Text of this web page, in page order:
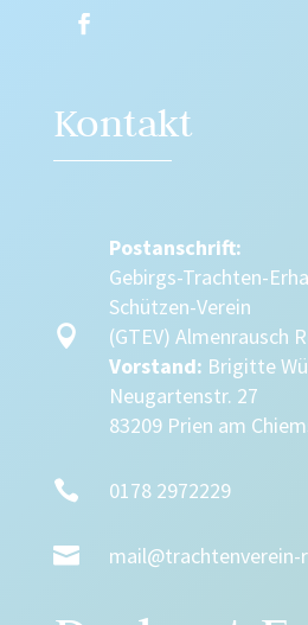
Kontakt

Postanschrift:
Gebirgs-Trachten-
Schützen-Verein
(GTEV) Almenrausch
Vorstand: Brigitte
Neugartenstr. 27
83209 Prien am
 0178 2972229
 mail@trachtenverein-